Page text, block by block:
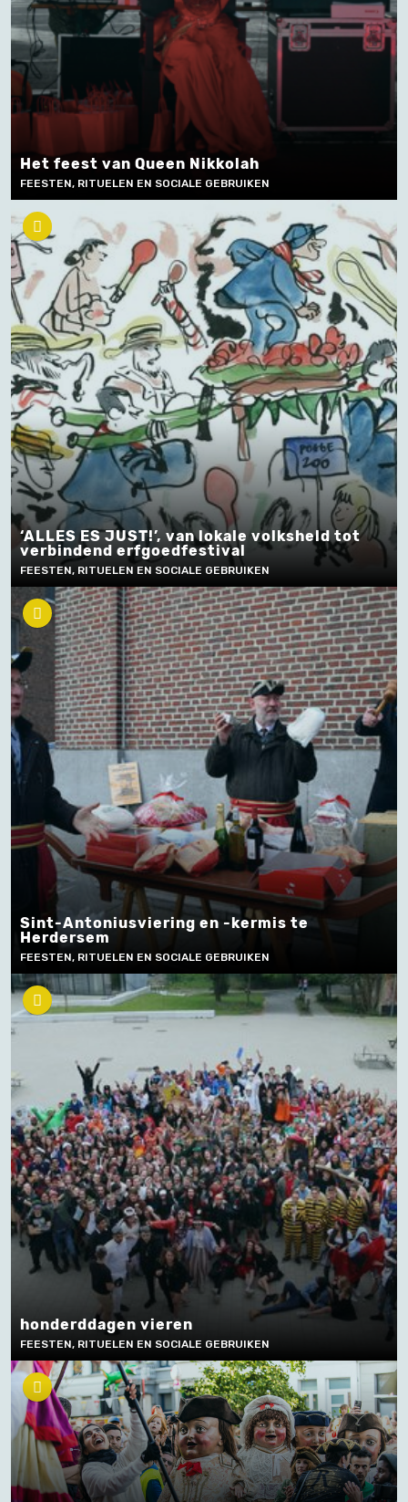
Het feest van Queen Nikkolah
FEESTEN, RITUELEN EN SOCIALE GEBRUIKEN
‘ALLES ES JUST!’, van lokale volksheld tot
verbindend erfgoedfestival
FEESTEN, RITUELEN EN SOCIALE GEBRUIKEN
Sint-Antoniusviering en -kermis te
Herdersem
FEESTEN, RITUELEN EN SOCIALE GEBRUIKEN
honderddagen vieren
FEESTEN, RITUELEN EN SOCIALE GEBRUIKEN